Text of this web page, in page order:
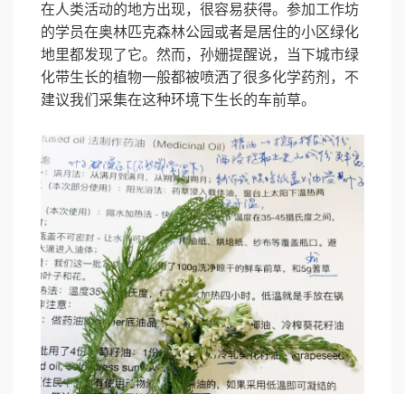
在人类活动的地方出现，很容易获得。参加工作坊
的学员在奥林匹克森林公园或者是居住的小区绿化
地里都发现了它。然而，孙姗提醒说，当下城市绿
化带生长的植物一般都被喷洒了很多化学药剂，不
建议我们采集在这种环境下生长的车前草。